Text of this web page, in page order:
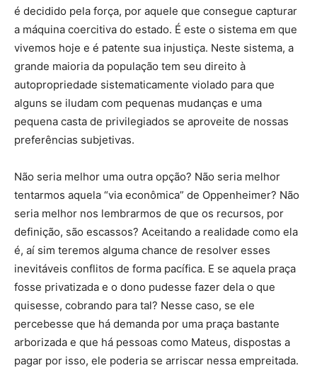
é decidido pela força, por aquele que consegue capturar
a máquina coercitiva do estado. É este o sistema em que
vivemos hoje e é patente sua injustiça. Neste sistema, a
grande maioria da população tem seu direito à
autopropriedade sistematicamente violado para que
alguns se iludam com pequenas mudanças e uma
pequena casta de privilegiados se aproveite de nossas
preferências subjetivas.
Não seria melhor uma outra opção? Não seria melhor
tentarmos aquela “via econômica” de Oppenheimer? Não
seria melhor nos lembrarmos de que os recursos, por
definição, são escassos? Aceitando a realidade como ela
é, aí sim teremos alguma chance de resolver esses
inevitáveis conflitos de forma pacífica. E se aquela praça
fosse privatizada e o dono pudesse fazer dela o que
quisesse, cobrando para tal? Nesse caso, se ele
percebesse que há demanda por uma praça bastante
arborizada e que há pessoas como Mateus, dispostas a
pagar por isso, ele poderia se arriscar nessa empreitada.